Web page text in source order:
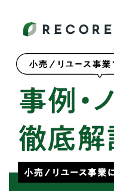
for Retail
資料ダウ
for Reuse
資料ダウ
for Retail
お問い
for Reuse
お問い